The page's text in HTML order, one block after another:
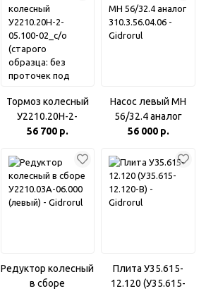
ТО-18Б2,
ТО-18Б3(Амк.333В)
Тормоз колесный
У2210.20Н-2-
05.100-02_с/о
без проточек под
уплотнение на
ступице)
56 700 р.
Насос левый МН
56/32.4 аналог
310.3.56.04.06
56 000 р.
Редуктор колесный
в сборе
Плита У35.615-
12.120 (У35.615-